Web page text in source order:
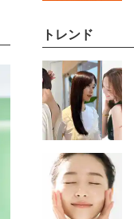
トレンド